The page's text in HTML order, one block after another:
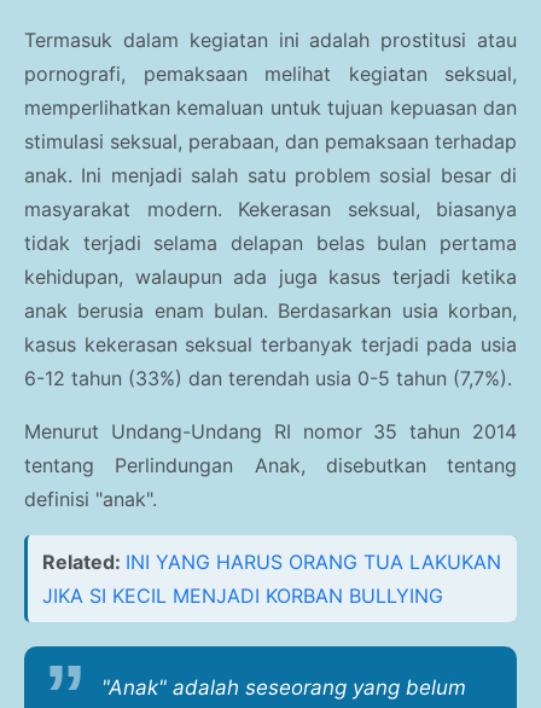
Termasuk dalam kegiatan ini adalah prostitusi atau
pornografi, pemaksaan melihat kegiatan seksual,
memperlihatkan kemaluan untuk tujuan kepuasan dan
stimulasi seksual, perabaan, dan pemaksaan terhadap
anak. Ini menjadi salah satu problem sosial besar di
masyarakat modern. Kekerasan seksual, biasanya
tidak terjadi selama delapan belas bulan pertama
kehidupan, walaupun ada juga kasus terjadi ketika
anak berusia enam bulan. Berdasarkan usia korban,
kasus kekerasan seksual terbanyak terjadi pada usia
6-12 tahun (33%) dan terendah usia 0-5 tahun (7,7%).
Menurut Undang-Undang RI nomor 35 tahun 2014
tentang Perlindungan Anak, disebutkan tentang
definisi "anak".
Related: INI YANG HARUS ORANG TUA LAKUKAN
JIKA SI KECIL MENJADI KORBAN BULLYING
"Anak" adalah seseorang yang belum